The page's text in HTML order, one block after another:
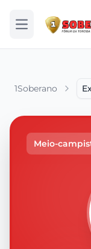
Abrir menu
1Soberano
Meio-